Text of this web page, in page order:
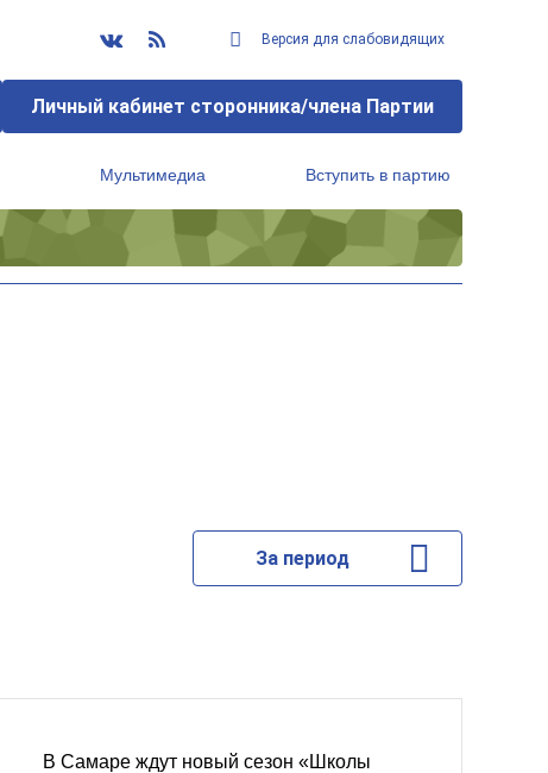
Версия для слабовидящих
Личный кабинет сторонника/члена Партии
Мультимедиа Вступить в партию
За период
В Самаре ждут новый сезон «Школы